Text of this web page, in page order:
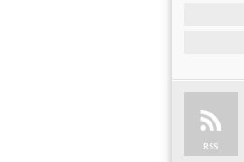
RSS